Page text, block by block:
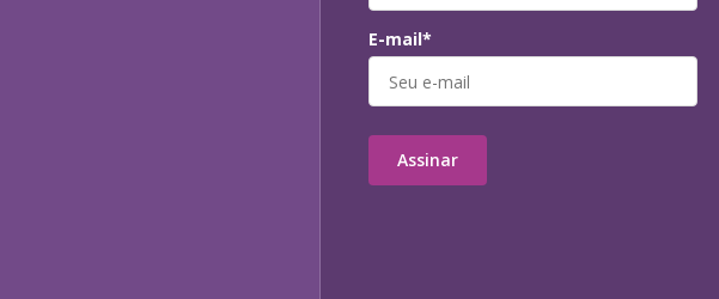
E-mail*
Assinar